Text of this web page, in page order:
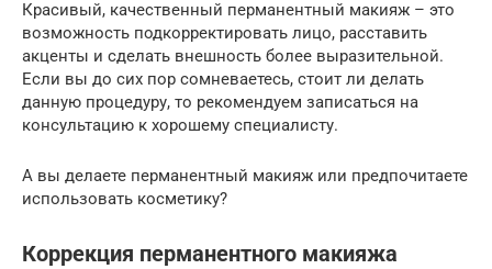
Красивый, качественный перманентный макияж – это
возможность подкорректировать лицо, расставить
акценты и сделать внешность более выразительной.
Если вы до сих пор сомневаетесь, стоит ли делать
данную процедуру, то рекомендуем записаться на
консультацию к хорошему специалисту.
А вы делаете перманентный макияж или предпочитаете
использовать косметику?
Коррекция перманентного макияжа